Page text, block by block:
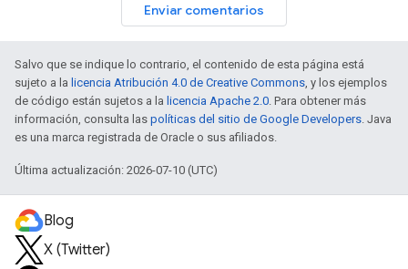
Enviar comentarios
Salvo que se indique lo contrario, el contenido de esta página está
sujeto a la licencia Atribución 4.0 de Creative Commons, y los ejemplos
de código están sujetos a la licencia Apache 2.0. Para obtener más
información, consulta las políticas del sitio de Google Developers. Java
es una marca registrada de Oracle o sus afiliados.
Última actualización: 2026-07-10 (UTC)
Blog
X (Twitter)